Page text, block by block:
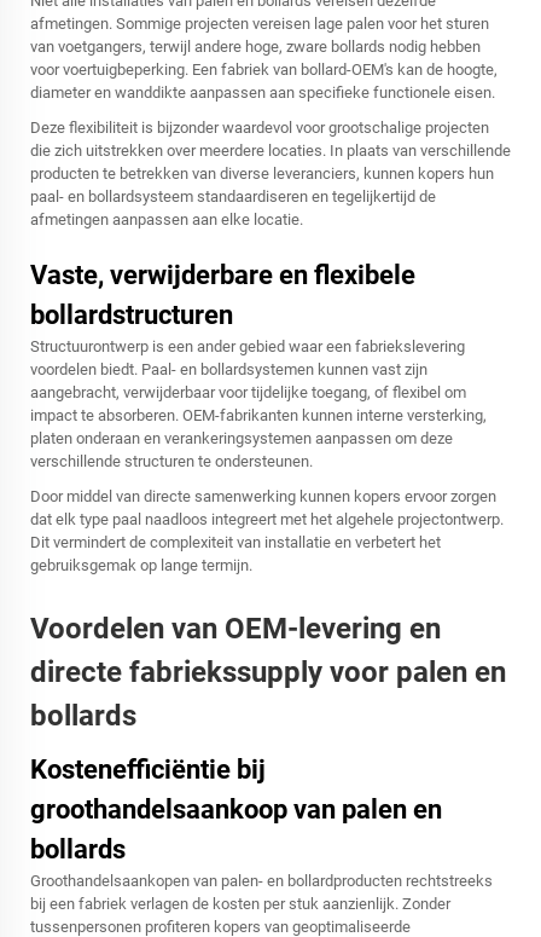
afmetingen. Sommige projecten vereisen lage palen voor het sturen
van voetgangers, terwijl andere hoge, zware bollards nodig hebben
voor voertuigbeperking. Een fabriek van bollard-OEM's kan de hoogte,
diameter en wanddikte aanpassen aan specifieke functionele eisen.
Deze flexibiliteit is bijzonder waardevol voor grootschalige projecten
die zich uitstrekken over meerdere locaties. In plaats van verschillende
producten te betrekken van diverse leveranciers, kunnen kopers hun
paal- en bollardsysteem standaardiseren en tegelijkertijd de
afmetingen aanpassen aan elke locatie.
Vaste, verwijderbare en flexibele
bollardstructuren
Structuurontwerp is een ander gebied waar een fabriekslevering
voordelen biedt. Paal- en bollardsystemen kunnen vast zijn
aangebracht, verwijderbaar voor tijdelijke toegang, of flexibel om
impact te absorberen. OEM-fabrikanten kunnen interne versterking,
platen onderaan en verankeringsystemen aanpassen om deze
verschillende structuren te ondersteunen.
Door middel van directe samenwerking kunnen kopers ervoor zorgen
dat elk type paal naadloos integreert met het algehele projectontwerp.
Dit vermindert de complexiteit van installatie en verbetert het
gebruiksgemak op lange termijn.
Voordelen van OEM-levering en
directe fabriekssupply voor palen en
bollards
Kostenefficiëntie bij
groothandelsaankoop van palen en
bollards
Groothandelsaankopen van palen- en bollardproducten rechtstreeks
bij een fabriek verlagen de kosten per stuk aanzienlijk. Zonder
tussenpersonen profiteren kopers van geoptimaliseerde